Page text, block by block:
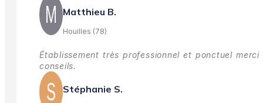
Matthieu B.
Houilles (78)
Établissement très professionnel et ponctuel
conseils.
Stéphanie S.